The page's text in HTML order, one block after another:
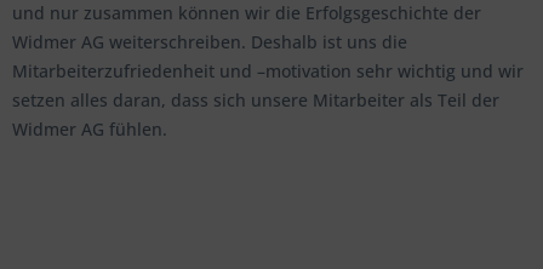
und nur zusammen können wir die Erfolgsgeschichte der
Widmer AG weiterschreiben. Deshalb ist uns die
Mitarbeiterzufriedenheit und –motivation sehr wichtig und wir
setzen alles daran, dass sich unsere Mitarbeiter als Teil der
Widmer AG fühlen.